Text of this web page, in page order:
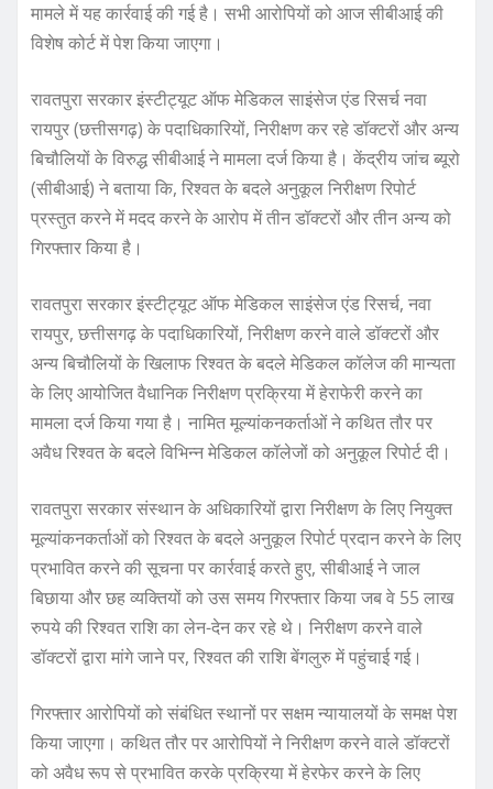
मामले में यह कार्रवाई की गई है। सभी आरोपियों को आज सीबीआई की
विशेष कोर्ट में पेश किया जाएगा।
रावतपुरा सरकार इंस्टीट्यूट ऑफ मेडिकल साइंसेज एंड रिसर्च नवा
रायपुर (छत्तीसगढ़) के पदाधिकारियों, निरीक्षण कर रहे डॉक्टरों और अन्य
बिचौलियों के विरुद्ध सीबीआई ने मामला दर्ज किया है। केंद्रीय जांच ब्यूरो
(सीबीआई) ने बताया कि, रिश्वत के बदले अनुकूल निरीक्षण रिपोर्ट
प्रस्तुत करने में मदद करने के आरोप में तीन डॉक्टरों और तीन अन्य को
गिरफ्तार किया है।
रावतपुरा सरकार इंस्टीट्यूट ऑफ मेडिकल साइंसेज एंड रिसर्च, नवा
रायपुर, छत्तीसगढ़ के पदाधिकारियों, निरीक्षण करने वाले डॉक्टरों और
अन्य बिचौलियों के खिलाफ रिश्वत के बदले मेडिकल कॉलेज की मान्यता
के लिए आयोजित वैधानिक निरीक्षण प्रक्रिया में हेराफेरी करने का
मामला दर्ज किया गया है। नामित मूल्यांकनकर्ताओं ने कथित तौर पर
अवैध रिश्वत के बदले विभिन्न मेडिकल कॉलेजों को अनुकूल रिपोर्ट दी।
रावतपुरा सरकार संस्थान के अधिकारियों द्वारा निरीक्षण के लिए नियुक्त
मूल्यांकनकर्ताओं को रिश्वत के बदले अनुकूल रिपोर्ट प्रदान करने के लिए
प्रभावित करने की सूचना पर कार्रवाई करते हुए, सीबीआई ने जाल
बिछाया और छह व्यक्तियों को उस समय गिरफ्तार किया जब वे 55 लाख
रुपये की रिश्वत राशि का लेन-देन कर रहे थे। निरीक्षण करने वाले
डॉक्टरों द्वारा मांगे जाने पर, रिश्वत की राशि बेंगलुरु में पहुंचाई गई।
गिरफ्तार आरोपियों को संबंधित स्थानों पर सक्षम न्यायालयों के समक्ष पेश
किया जाएगा। कथित तौर पर आरोपियों ने निरीक्षण करने वाले डॉक्टरों
को अवैध रूप से प्रभावित करके प्रक्रिया में हेरफेर करने के लिए